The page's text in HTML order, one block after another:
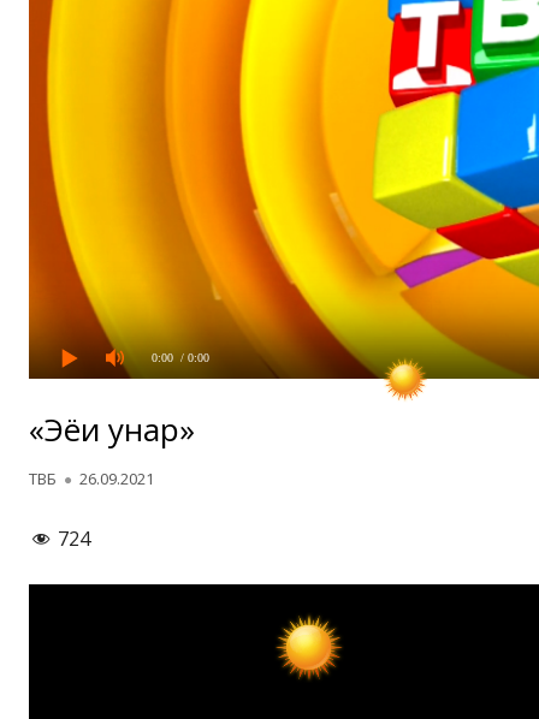
0:00 / 0:00
«Эҳёи ҳунар»
Автор
ТВБ Опубликовано
26.09.2021
724